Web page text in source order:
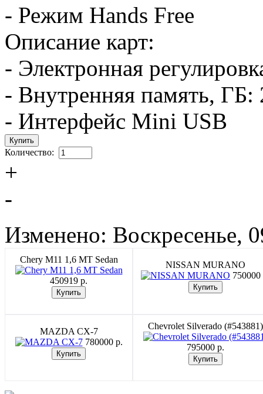
- Режим Hands Free
Описание карт:
- Электронная
- Внутренняя память, ГБ:
- Интерфейс Mini USB
Количество:
+
-
Изменено: Воскресенье,
Chery M11 1,6 MT Sedan
450919 p.
NISSAN MURANO
750000
MAZDA CX-7
780000 p.
Chevrolet Silverado (#543881)
795000 p.